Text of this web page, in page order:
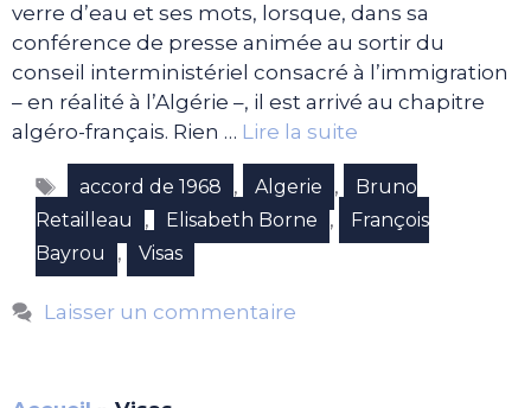
verre d’eau et ses mots, lorsque, dans sa
conférence de presse animée au sortir du
conseil interministériel consacré à l’immigration
– en réalité à l’Algérie –, il est arrivé au chapitre
algéro-français. Rien … Lire la suite
Étiquettes
accord de 1968 , Algerie ,
Bruno
Retailleau
, Elisabeth Borne ,
François
Bayrou
, Visas
Laisser un commentaire